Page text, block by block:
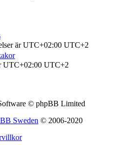
är UTC+02:00 UTC+2
UTC+02:00 UTC+2
© phpBB Limited
Sweden © 2006-2020